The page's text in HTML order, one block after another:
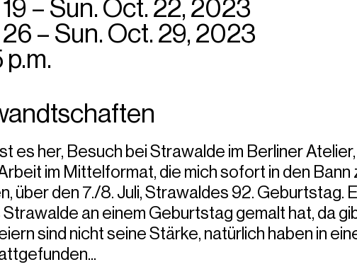
– Sun. Oct. 22, 2023
– Sun. Oct. 29, 2023
p.m.
es her, Besuch bei Strawalde im Berliner
im Mittelformat, die mich sofort in den Bann
über den 7./8. Juli, Strawaldes 92. Geburtstag.
an einem Geburtstag gemalt hat, da
sind nicht seine Stärke, natürlich haben in